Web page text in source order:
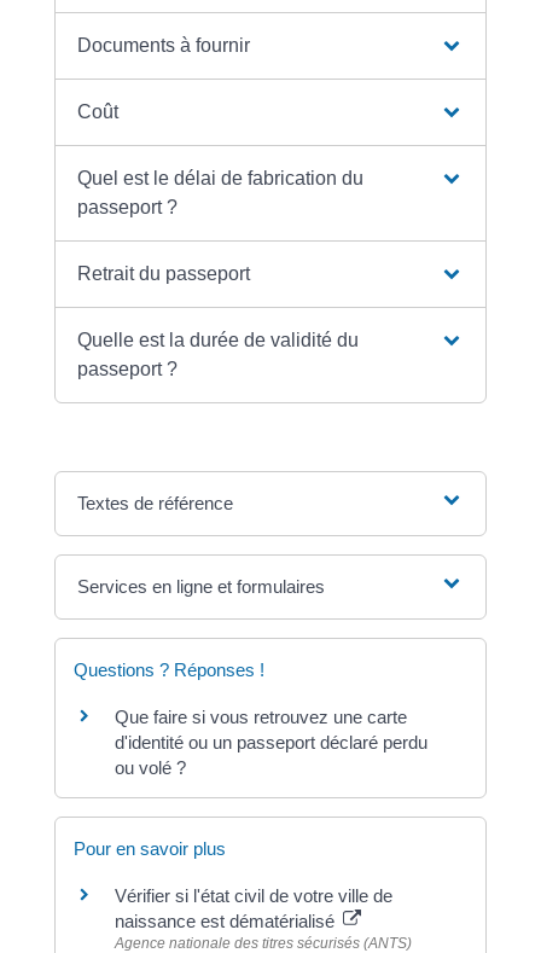
Documents à fournir
Coût
Quel est le délai de fabrication du
passeport ?
Retrait du passeport
Quelle est la durée de validité du
passeport ?
Textes de référence
Services en ligne et formulaires
Questions ? Réponses !
Que faire si vous retrouvez une carte
d'identité ou un passeport déclaré perdu
ou volé ?
Pour en savoir plus
Vérifier si l'état civil de votre ville de
naissance est dématérialisé
Agence nationale des titres sécurisés (ANTS)